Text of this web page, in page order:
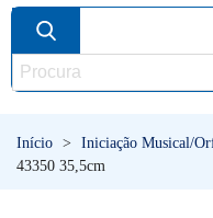
Início > Iniciação Musical/
43350 35,5cm